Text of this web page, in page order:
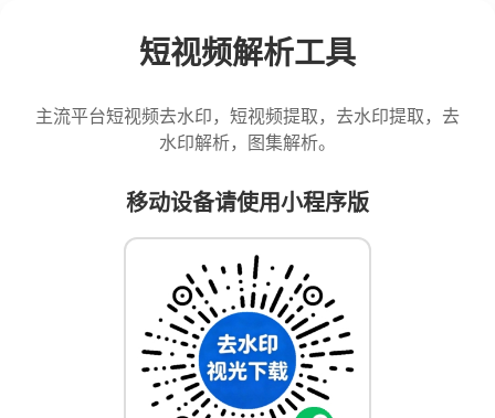
短视频解析工具
主流平台短视频去水印，短视频提取，去水印提取，去
水印解析，图集解析。
移动设备请使用小程序版